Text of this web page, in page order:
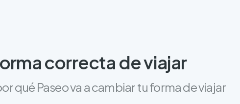
correcta de viajar
qué Paseo va a cambiar tu forma de viajar